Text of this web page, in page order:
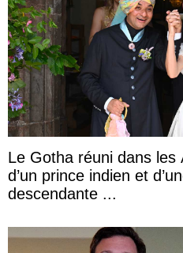
Le Gotha réuni dans les
d’un prince indien et
descendante ...